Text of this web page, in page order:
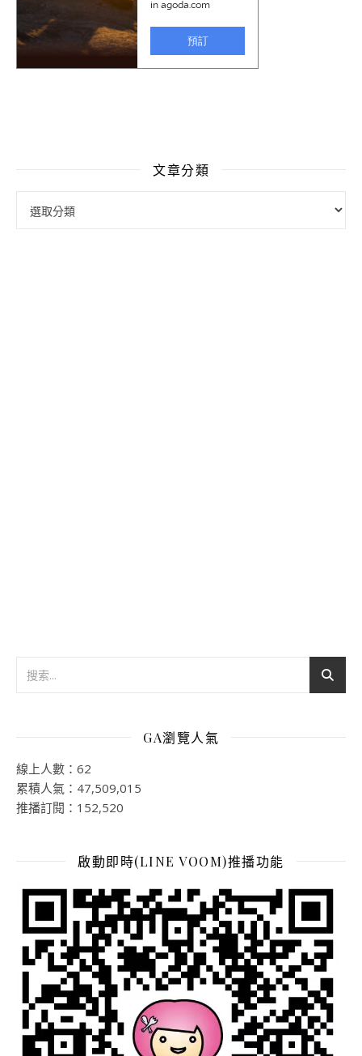
文章分類
GA瀏覽人氣
線上人數：62
累積人氣：47,509,015
推播訂閱：152,520
啟動即時(LINE VOOM)推播功能